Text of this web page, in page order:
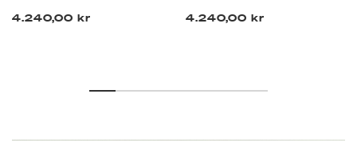
4.240,00 kr
4.240,00 kr